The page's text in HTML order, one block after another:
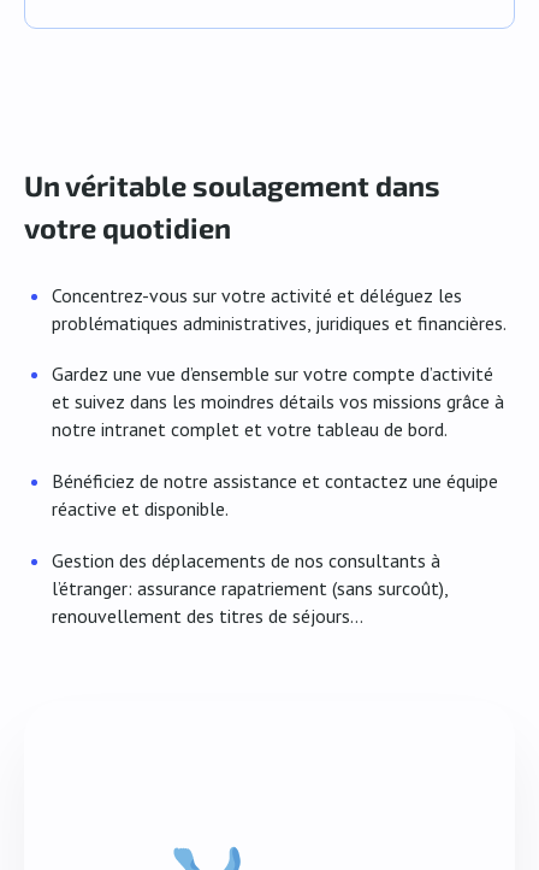
Un véritable soulagement dans
votre quotidien
Concentrez-vous sur votre activité et déléguez les
problématiques administratives, juridiques et financières.
Gardez une vue d’ensemble sur votre compte d’activité
et suivez dans les moindres détails vos missions grâce à
notre intranet complet et votre tableau de bord.
Bénéficiez de notre assistance et contactez une équipe
réactive et disponible.
Gestion des déplacements de nos consultants à
l’étranger: assurance rapatriement (sans surcoût),
renouvellement des titres de séjours…